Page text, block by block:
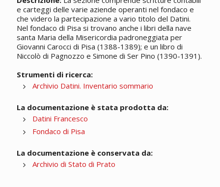
e carteggi delle varie aziende operanti nel fondaco e
che videro la partecipazione a vario titolo del Datini.
Nel fondaco di Pisa si trovano anche i libri della nave
santa Maria della Misericordia padroneggiata per
Giovanni Carocci di Pisa (1388-1389); e un libro di
Niccolò di Pagnozzo e Simone di Ser Pino (1390-1391).
Strumenti di ricerca:
Archivio Datini. Inventario sommario
La documentazione è stata prodotta da:
Datini Francesco
Fondaco di Pisa
La documentazione è conservata da:
Archivio di Stato di Prato